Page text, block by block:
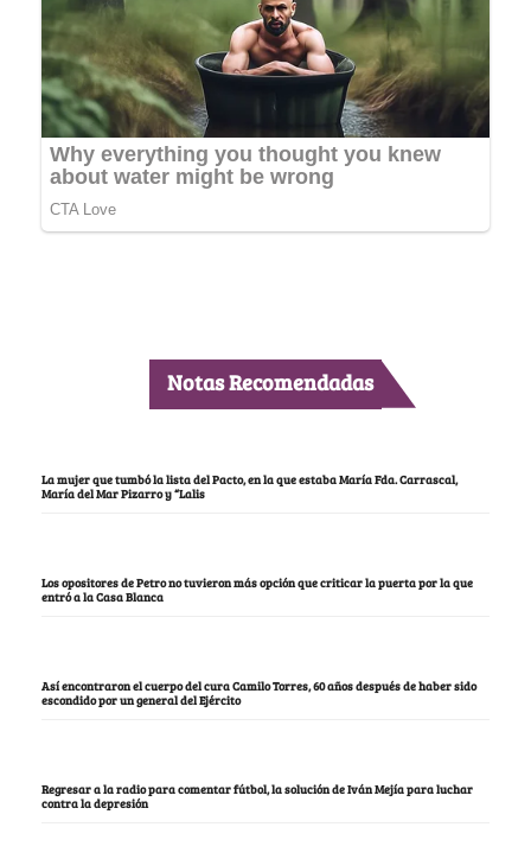
Notas Recomendadas
La mujer que tumbó la lista del Pacto, en la que estaba María Fda. Carrascal,
María del Mar Pizarro y “Lalis
Los opositores de Petro no tuvieron más opción que criticar la puerta por la que
entró a la Casa Blanca
Así encontraron el cuerpo del cura Camilo Torres, 60 años después de haber sido
escondido por un general del Ejército
Regresar a la radio para comentar fútbol, la solución de Iván Mejía para luchar
contra la depresión